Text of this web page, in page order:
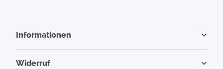
Informationen
Widerruf